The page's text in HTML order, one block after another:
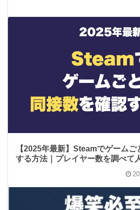
【2025年最新】Steamでゲーム
する方法｜プレイヤー数を調べて